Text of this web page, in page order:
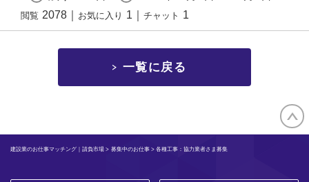
閲覧 2078 お気に入り 1 チャット 1
一覧に戻る
建設業のお仕事マッチング｜請負市場 > 募集中のお仕事> 各種工事：協力業者さま募集